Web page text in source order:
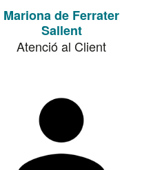
Mariona de Ferrater
Sallent
Atenció al Client